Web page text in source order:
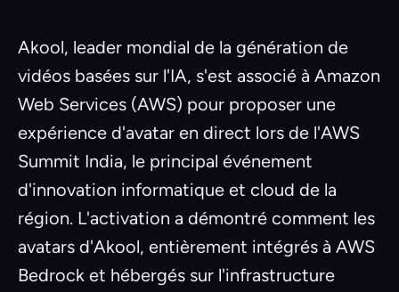
Akool, leader mondial de la génération de
vidéos basées sur l'IA, s'est associé à Amazon
Web Services (AWS) pour proposer une
expérience d'avatar en direct lors de l'AWS
Summit India, le principal événement
d'innovation informatique et cloud de la
région. L'activation a démontré comment les
avatars d'Akool, entièrement intégrés à AWS
Bedrock et hébergés sur l'infrastructure